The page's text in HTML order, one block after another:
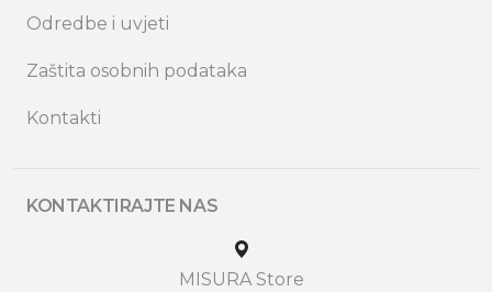
Odredbe i uvjeti
Zaštita osobnih podataka
Kontakti
KONTAKTIRAJTE NAS
MISURA Store